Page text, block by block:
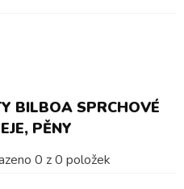
BILBOA SPRCHOVÉ
PĚNY
0 z0 položek